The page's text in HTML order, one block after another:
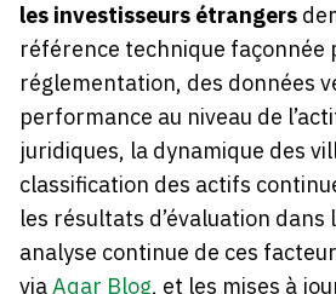
les investisseurs étrangers
référence technique façonnée
réglementation, des données
performance au niveau de
juridiques, la dynamique des
classification des actifs
les résultats d’évaluation dans
analyse continue de ces
viaAqar Blog, et les mises à